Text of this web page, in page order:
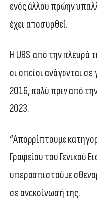
ενός άλλου πρώην
έχει αποσυρθεί.
Η UBS από την πλευρά
οι οποίοι ανάγονται
2016, πολύ πριν από
2023.
“Απορρίπτουμε
Γραφείου του Γενικού
υπερασπιστούμε
σε ανακοίνωσή της.